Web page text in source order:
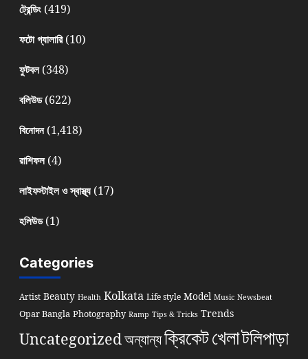
ট্রেন্ডিং(419)
ফটো গ্যালারি(10)
ফুটবল(348)
বলিউড(622)
বিনোদন(1,418)
রাশিফল(4)
লাইফস্টাইল ও স্বাস্থ্য(17)
হলিউড(1)
Categories
Artist Beauty Health Kolkata Life style Model Music Newsbeat
Opar Bangla Photography Ramp Tips & Tricks Trends
Uncategorizedঅন্যান্যক্রিকেটখেলাটলিপাড়া